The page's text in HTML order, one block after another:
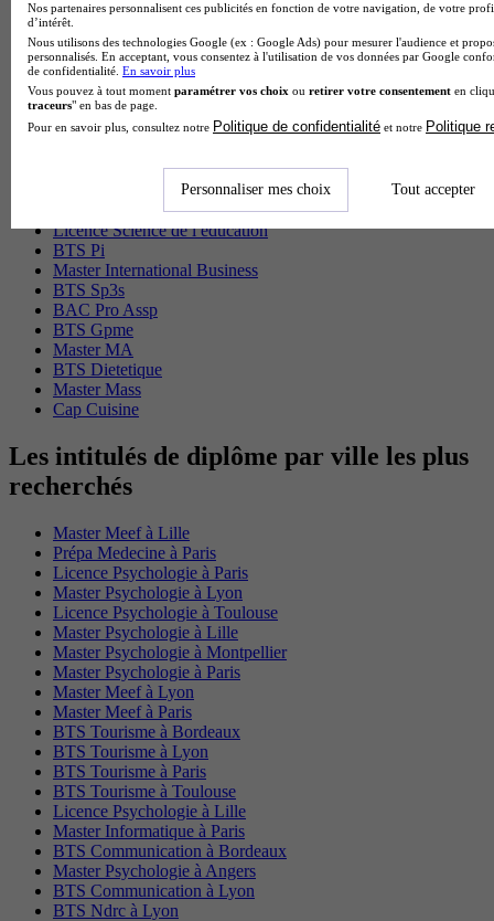
Master Marketing Digital
BTS Ndrc
BTS Mco
Master Data science
Master Meef
MBA International Business
BTS Communication
Licence Science de l education
BTS Pi
Master International Business
BTS Sp3s
BAC Pro Assp
BTS Gpme
Master MA
BTS Dietetique
Master Mass
Cap Cuisine
Les intitulés de diplôme par ville les plus
recherchés
Master Meef à Lille
Prépa Medecine à Paris
Licence Psychologie à Paris
Master Psychologie à Lyon
Licence Psychologie à Toulouse
Master Psychologie à Lille
Master Psychologie à Montpellier
Master Psychologie à Paris
Master Meef à Lyon
Master Meef à Paris
BTS Tourisme à Bordeaux
BTS Tourisme à Lyon
BTS Tourisme à Paris
BTS Tourisme à Toulouse
Licence Psychologie à Lille
Master Informatique à Paris
BTS Communication à Bordeaux
Master Psychologie à Angers
BTS Communication à Lyon
BTS Ndrc à Lyon
Nos partenaires personnalisent ces publicités en fonction de votre navigation, de votre
d’intérêt.
Nous utilisons des technologies Google (ex : Google Ads) pour mesurer l'audience et
personnalisés. En acceptant, vous consentez à l'utilisation de vos données par Google
de confidentialité. En savoir plus
Vous pouvez à tout moment paramétrer vos choix ou retirer votre consentement en
traceurs" en bas de page.
Pour en savoir plus, consultez notre Politique de confidentialité et notre Politique
Personnaliser mes choix Tout accepter